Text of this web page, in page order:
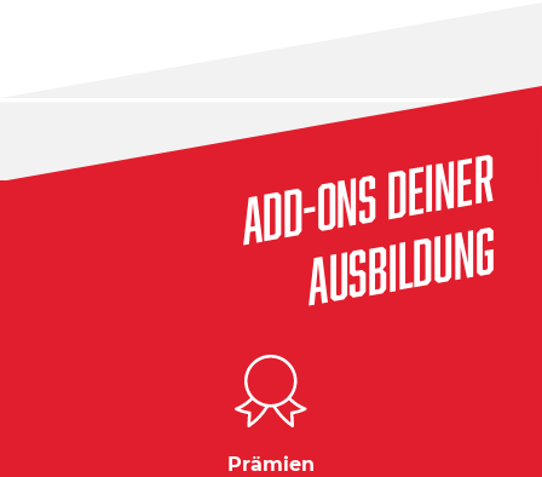
Add-ons deiner
Ausbildung
Prämien